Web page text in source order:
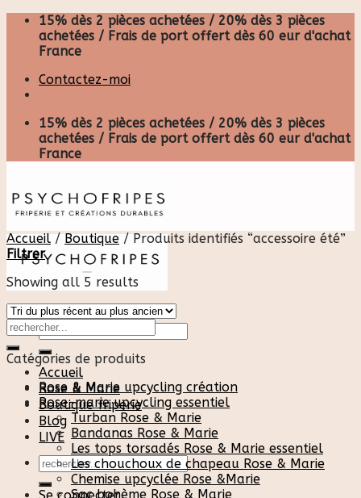
Skip
content
15% dès 2 pièces achetées / 20% dès 3 pièces
achetées / Frais de port offert dès 60 eur d'achat
France
Contactez-moi
15% dès 2 pièces achetées / 20% dès 3 pièces
achetées / Frais de port offert dès 60 eur d'achat
France
Recherche
pour :
Accueil
Rose & Marie
Boutique friperie
Blog
LIVE
Recherche
pour :
Accueil / Boutique /Produits identifiés “accessoire été”
Filtrer
Showing all 5 results
Catégories de produits
Rose & Marie upcycling création
Rose-marie upcycling essentiel
Turban Rose & Marie
Bandanas Rose & Marie
Les tops torsadés Rose & Marie essentiel
Les chouchoux de chapeau Rose & Marie
Chemise upcyclée Rose &Marie
Sac bohème Rose & Marie